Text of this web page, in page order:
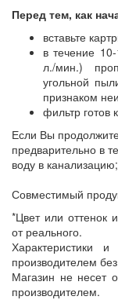
Перед тем, как
вставьте
в течение
л./мин.)
угольной
признаком
фильтр готов
Если Вы
предварительно в
воду в канализацию;
Совместимый
*Цвет или оттенок
от реального.
Характеристики
производителем
Магазин не несет
производителем.